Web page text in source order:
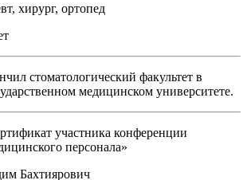
хирург, ортопед
стоматологический факультет в
медицинском университете.
участника конференции
персонала»